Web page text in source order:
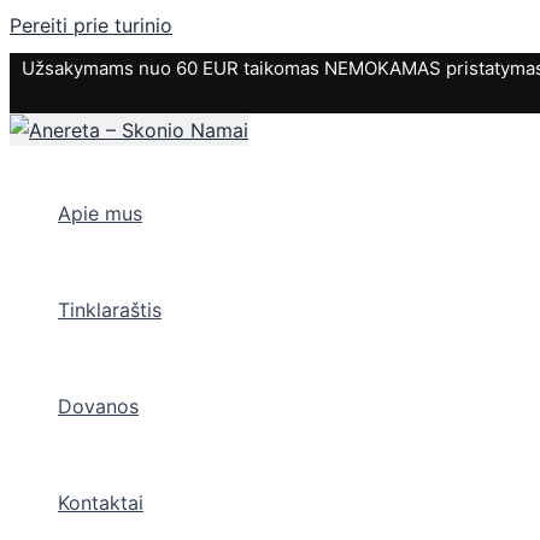
Pereiti prie turinio
Užsakymams nuo 60 EUR taikomas NEMOKAMAS
Apie mus
Tinklaraštis
Dovanos
Kontaktai